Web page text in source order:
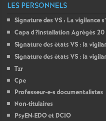
LES PERSONNELS
Signature des VS : La vigilance
Capa d?installation Agrégés
Signature des états VS : la
Signature des états VS : la
Tzr
Cpe
Professeur-e-s documentalistes
Non-titulaires
PsyEN-EDOet DCIO